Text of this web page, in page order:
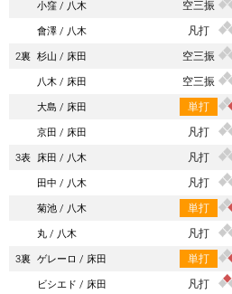
小窪
八木 空三振
會澤
八木 凡打
2裏 杉山 床田 空三振
八木
床田 空三振
大島
床田 単打
京田
床田 凡打
3表 床田 八木 凡打
田中
八木 凡打
菊池
八木 単打
丸
八木 凡打
3裏 ゲレーロ 床田 単打
ビシエド
床田 凡打